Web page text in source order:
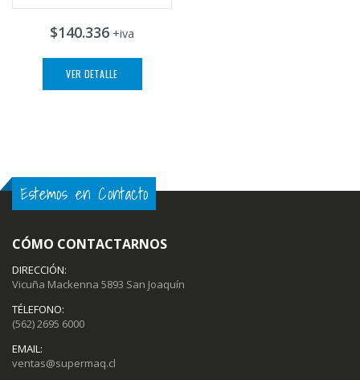
$140.336 +iva
VER DETALLE
Estemos en Contacto
CÓMO CONTACTARNOS
DIRECCIÓN:
Vicuña Mackenna 5893 San Joaquín
TÉLEFONO:
(562) 2695 6000
EMAIL:
ventas@supermaq.cl